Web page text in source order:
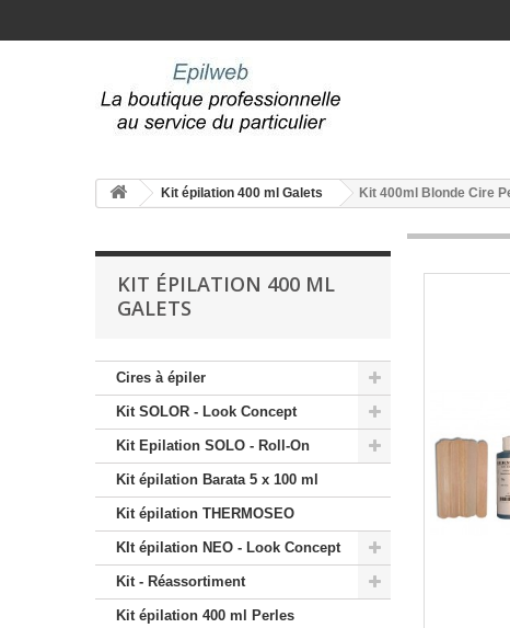
Kit épilation 400 ml Galets Kit 400ml Blonde Cire
KIT ÉPILATION 400 ML
GALETS
Cires à épiler
Kit SOLOR - Look Concept
Kit Epilation SOLO - Roll-On
Kit épilation Barata 5 x 100 ml
Kit épilation THERMOSEO
KIt épilation NEO - Look Concept
Kit - Réassortiment
Kit épilation 400 ml Perles